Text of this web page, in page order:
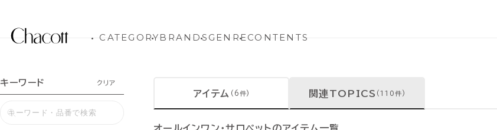
CATEGORYBRANDSGENRECONTENTS
キーワード クリア
アイテム (6件) 関連TOPICS (110件)